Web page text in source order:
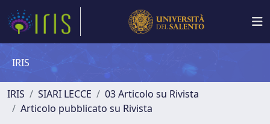
IRIS
IRIS SIARI LECCE
03 Articolo su Rivista
Articolo pubblicato su Rivista